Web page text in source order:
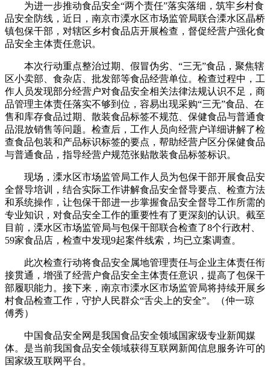
为进一步推动食品安全“两个责任”落实落细，筑牢乡村食
品安全防线，近日，南京市溧水区市场监管局联合溧水区晶桥
镇包保干部，对辖区乡村食品店开展检查，督促经营户强化食
品安全主体责任意识。
本次行动重点整治过期、假冒伪劣、“三无”食品，聚焦辖
区小卖部、食杂店、批发部等食品经营单位。检查过程中，工
作人员发现部分经营户对食品安全相关法律法规认识不足，商
品管理主体责任落实不够到位，容易出现采购“三无”食品、在
售和库存食品过期、散装食品标签不规范、保健食品与普通食
品混放销售等问题。检查后，工作人员向经营户详细讲解了检
查食品包装和产品标识标签的要点，帮助经营户区分保健食品
与普通食品，指导经营户规范张贴散装食品标签标识。
现场，溧水区市场监管局工作人员为包保干部开展食品安
全督导培训，结合实际工作讲解食品安全督导要点、检查方法
和系统操作，让包保干部进一步掌握食品安全督导工作所需的
专业知识，对食品安全工作的重要性有了更深刻的认识。截至
目前，溧水区市场监管局与包保干部联合检查了8个行政村、
59家食品店，检查中发现9起案件线索，均已立案调查。
此次检查行动将食品安全属地管理责任与企业主体责任衔
接贯通，增强了经营户食品安全主体责任意识，提高了包保干
部履职能力。接下来，南京市溧水区市场监管局将持续开展乡
村食品检查工作，守护人民群众“舌尖上的安全”。（仲一琼
傅秀）
中国食品安全网是我国食品安全领域国家级专业新闻媒
体。是当前我国食品安全领域获得互联网新闻信息服务许可的
国家级互联网平台。